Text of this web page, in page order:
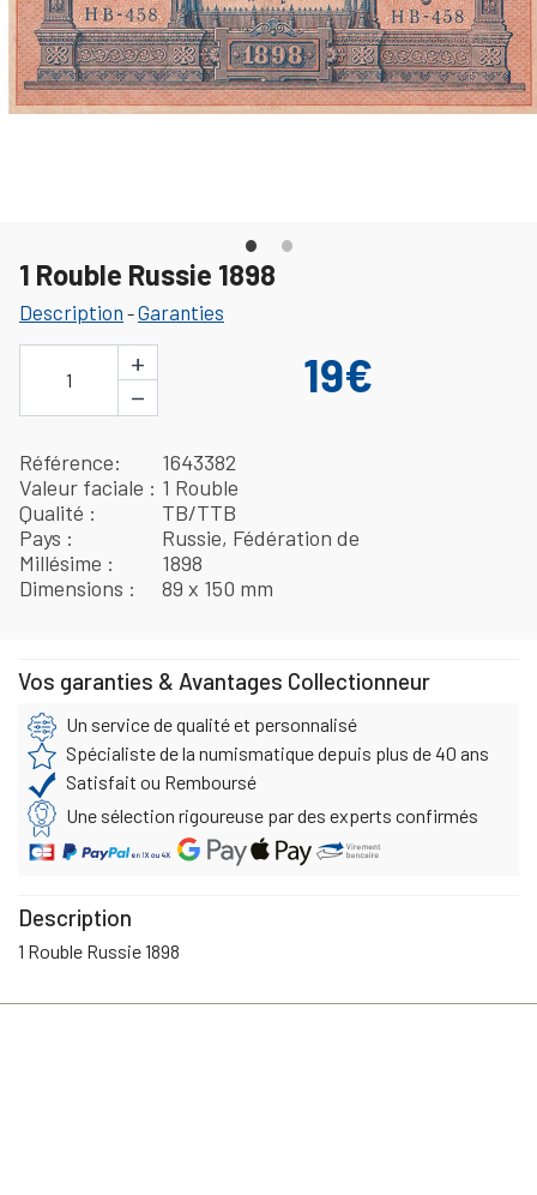
1 Rouble Russie 1898
Description -Garanties
1
+
−
19€
Référence
1643382
Valeur faciale
1 Rouble
Qualité
TB/TTB
Pays
Russie, Fédération de
Millésime
1898
Dimensions
89 x 150 mm
Vos garanties & Avantages Collectionneur
Un service de qualité et personnalisé
Spécialiste de la numismatique depuis plus de 40 ans
Satisfait ou Remboursé
Une sélection rigoureuse par des experts confirmés
Description
1 Rouble Russie 1898